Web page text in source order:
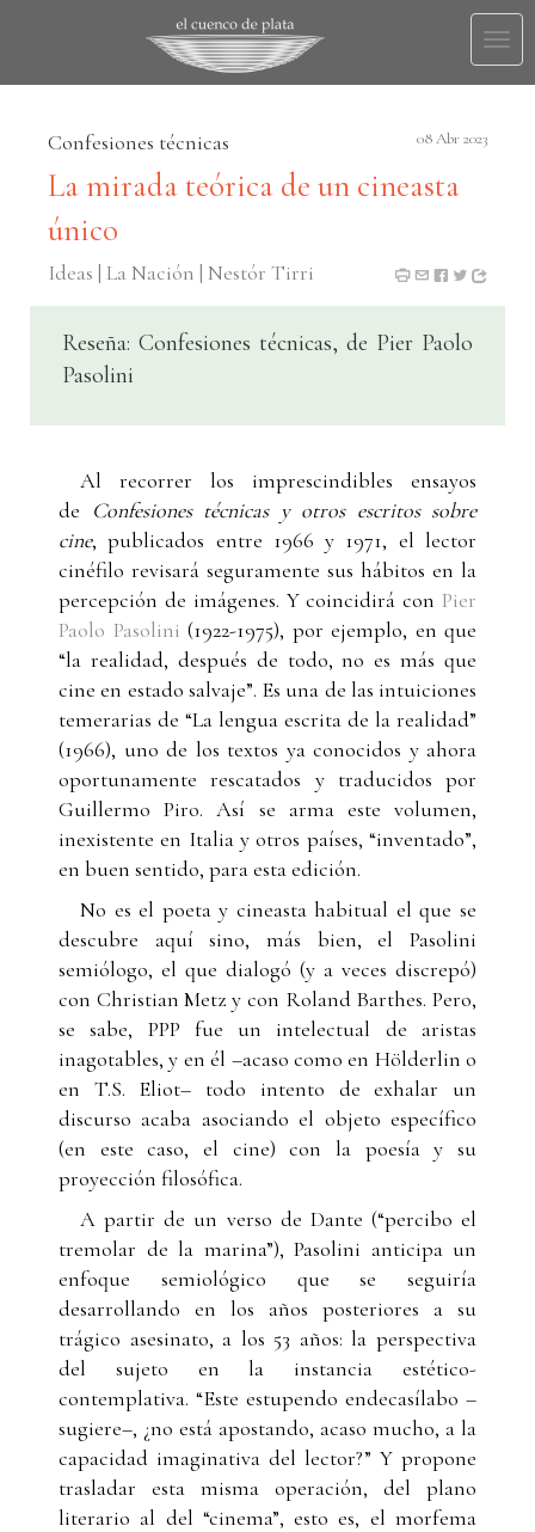
Confesiones técnicas 08 Abr 2023
La mirada teórica de un cineasta
único
Ideas | La Nación | Nestór Tirri
Reseña: Confesiones técnicas, de Pier Paolo
Pasolini
Al recorrer los imprescindibles ensayos
de Confesiones técnicas y otros escritos sobre
cine, publicados entre 1966 y 1971, el lector
cinéfilo revisará seguramente sus hábitos en la
percepción de imágenes. Y coincidirá con Pier
Paolo Pasolini (1922-1975), por ejemplo, en que
“la realidad, después de todo, no es más que
cine en estado salvaje”. Es una de las intuiciones
temerarias de “La lengua escrita de la realidad”
(1966), uno de los textos ya conocidos y ahora
oportunamente rescatados y traducidos por
Guillermo Piro. Así se arma este volumen,
inexistente en Italia y otros países, “inventado”,
en buen sentido, para esta edición.
No es el poeta y cineasta habitual el que se
descubre aquí sino, más bien, el Pasolini
semiólogo, el que dialogó (y a veces discrepó)
con Christian Metz y con Roland Barthes. Pero,
se sabe, PPP fue un intelectual de aristas
inagotables, y en él –acaso como en Hölderlin o
en T.S. Eliot– todo intento de exhalar un
discurso acaba asociando el objeto específico
(en este caso, el cine) con la poesía y su
proyección filosófica.
A partir de un verso de Dante (“percibo el
tremolar de la marina”), Pasolini anticipa un
enfoque semiológico que se seguiría
desarrollando en los años posteriores a su
trágico asesinato, a los 53 años: la perspectiva
del sujeto en la instancia estético-
contemplativa. “Este estupendo endecasílabo –
sugiere–, ¿no está apostando, acaso mucho, a la
capacidad imaginativa del lector?” Y propone
trasladar esta misma operación, del plano
literario al del “cinema”, esto es, el morfema